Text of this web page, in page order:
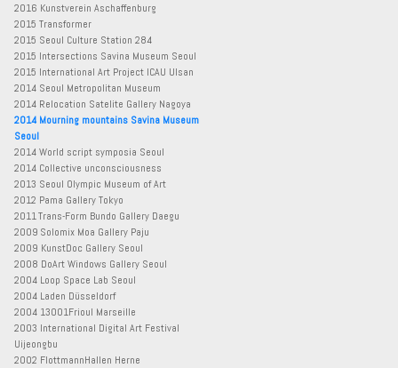
2016 Kunstverein Aschaffenburg
2015 Transformer
2015 Seoul Culture Station 284
2015 Intersections Savina Museum Seoul
2015 International Art Project ICAU Ulsan
2014 Seoul Metropolitan Museum
2014 Relocation Satelite Gallery Nagoya
2014 Mourning mountains Savina Museum
Seoul
2014 World script symposia Seoul
2014 Collective unconsciousness
2013 Seoul Olympic Museum of Art
2012 Pama Gallery Tokyo
2011 Trans-Form Bundo Gallery Daegu
2009 Solomix Moa Gallery Paju
2009 KunstDoc Gallery Seoul
2008 DoArt Windows Gallery Seoul
2004 Loop Space Lab Seoul
2004 Laden Düsseldorf
2004 13001Frioul Marseille
2003 International Digital Art Festival
Uijeongbu
2002 FlottmannHallen Herne